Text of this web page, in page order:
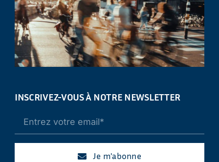
INSCRIVEZ-VOUS À NOTRE NEWSLETTER
Je m'abonne